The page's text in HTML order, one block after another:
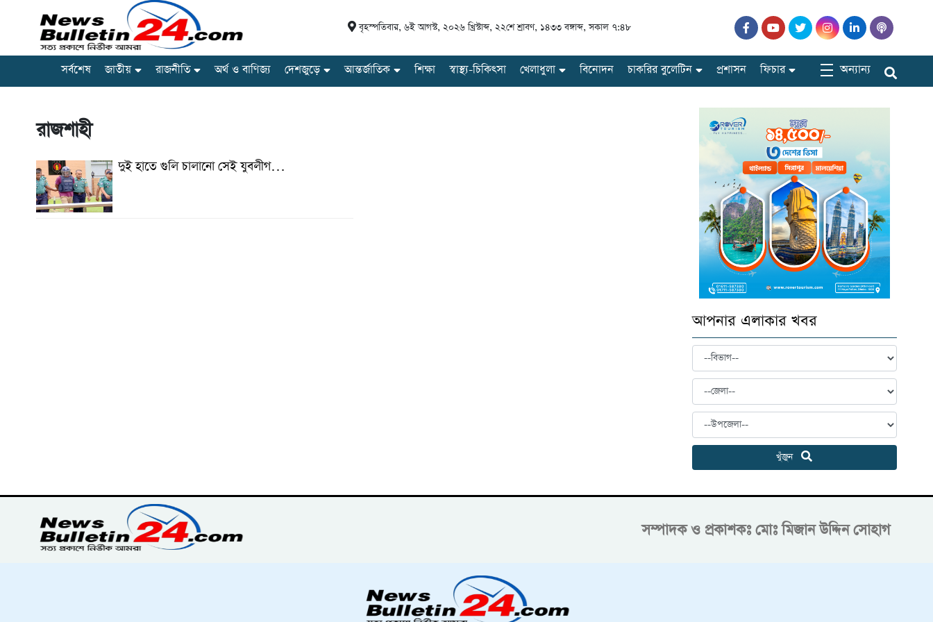
বৃহস্পতিবার, ৬ই আগস্ট, ২০২৬ খ্রিস্টাব্দ, ২২শে শ্রাবণ, ১৪৩৩ বঙ্গাব্দ,সকাল ৭:৪৮
সর্বশেষ জাতীয় রাজনীতি অর্থ ও বাণিজ্য দেশজুড়ে আন্তর্জাতিক শিক্ষা স্বাস্থ্য-চিকিৎসা খেলাধুলা বিনোদন চাকরির বুলেটিন প্রশাসন ফিচার অন্যান্য
রাজশাহী
দুই হাতে গুলি চালানো সেই যুবলীগ…
আপনার এলাকার খবর
খুঁজুন
সম্পাদক ও প্রকাশকঃ মোঃ মিজান উদ্দিন সোহাগ